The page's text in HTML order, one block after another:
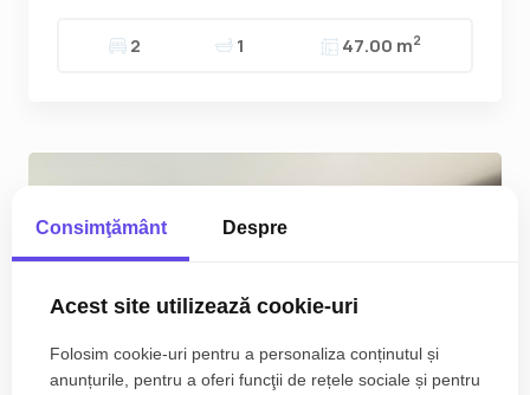
2 1 47.00 m2
Consimţământ Despre
Acest site utilizează cookie-uri
Folosim cookie-uri pentru a personaliza conținutul și
anunțurile, pentru a oferi funcţii de rețele sociale și pentru